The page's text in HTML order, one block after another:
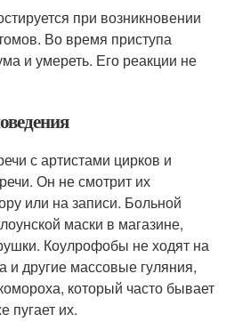
при возникновении
Во время приступа
и умереть. Его реакции не
с артистами цирков и
Он не смотрит их
или на записи. Больной
маски в магазине,
Коулрофобы не ходят на
и другие массовые гуляния,
который часто бывает
пугает их.